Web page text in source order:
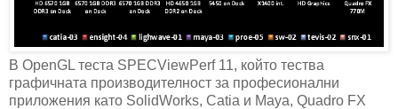
В OpenGL теста SPECViewPerf 11, който тества
графичната производителност за професионални
приложения като SolidWorks, Catia и Maya, Quadro FX